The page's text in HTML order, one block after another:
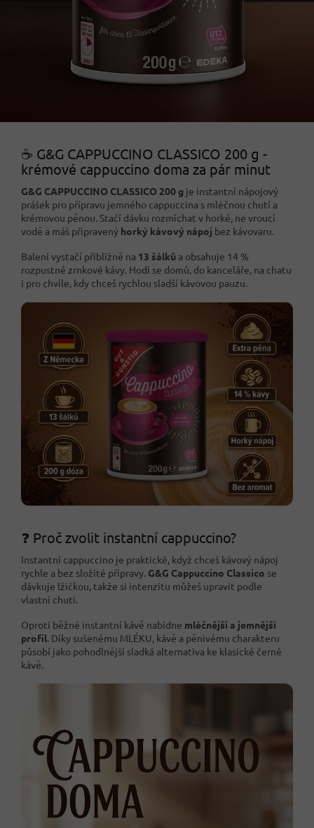
☕ G&G CAPPUCCINO CLASSICO 200 g -
krémové cappuccino doma za pár minut
G&G CAPPUCCINO CLASSICO 200 g je instantní nápojový
prášek pro přípravu jemného cappuccina s mléčnou chutí a
krémovou pěnou. Stačí dávku rozmíchat v horké, ne vroucí
vodě a máš připravený horký kávový nápoj bez kávovaru.
Balení vystačí přibližně na 13 šálků a obsahuje 14 %
rozpustné zrnkové kávy. Hodí se domů, do kanceláře, na chatu
i pro chvíle, kdy chceš rychlou sladší kávovou pauzu.
❓ Proč zvolit instantní cappuccino?
Instantní cappuccino je praktické, když chceš kávový nápoj
rychle a bez složité přípravy. G&G Cappuccino Classico se
dávkuje lžičkou, takže si intenzitu můžeš upravit podle
vlastní chuti.
Oproti běžné instantní kávě nabídne mléčnější a jemnější
profil. Díky sušenému MLÉKU, kávě a pěnivému charakteru
působí jako pohodlnější sladká alternativa ke klasické černé
kávě.